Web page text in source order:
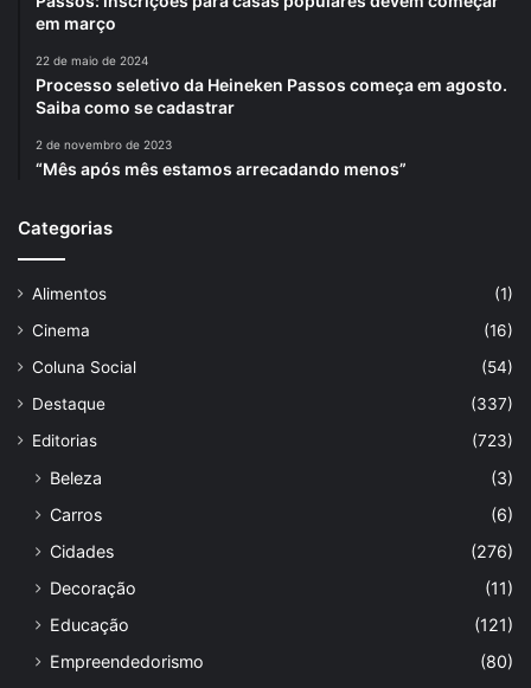
em março
22 de maio de 2024
Processo seletivo da Heineken Passos começa em agosto.
Saiba como se cadastrar
2 de novembro de 2023
“Mês após mês estamos arrecadando menos”
Categorias
Alimentos
(1)
Cinema
(16)
Coluna Social
(54)
Destaque
(337)
Editorias
(723)
Beleza
(3)
Carros
(6)
Cidades
(276)
Decoração
(11)
Educação
(121)
Empreendedorismo
(80)